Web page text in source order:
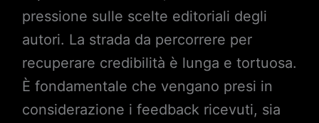
pressione sulle scelte editoriali degli
autori. La strada da percorrere per
recuperare credibilità è lunga e tortuosa.
È fondamentale che vengano presi in
considerazione i feedback ricevuti, sia